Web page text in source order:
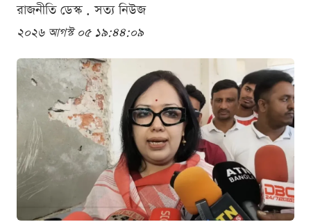
রাজনীতি ডেস্ক . সত্য নিউজ
২০২৬ আগস্ট ০৫ ১৯:৪৪:০৯